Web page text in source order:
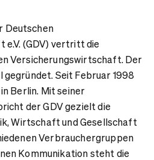
Deutschen
(GDV) vertritt die
Versicherungswirtschaft. Der
gegründet. Seit Februar 1998
Berlin. Mit seiner
der GDV gezielt die
Wirtschaft und Gesellschaft
Verbrauchergruppen
Kommunikation steht die